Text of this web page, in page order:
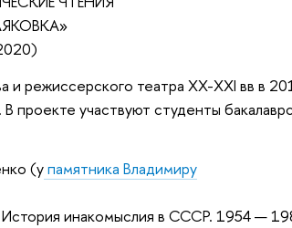
режиссерского театра XX-XXI вв в
проекте участвуют студенты
(упамятника Владимиру
История инакомыслия в СССР. 1954 —